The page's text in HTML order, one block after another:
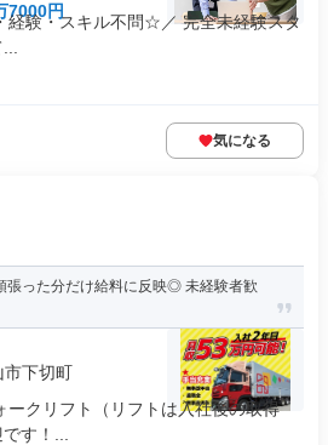
7000円
験・スキル不問☆／ 完全未経験スタ
気になる
張った分だけ給料に反映◎ 未経験者歓
市下切町
ークリフト（リフトは入社後の取得
す！...